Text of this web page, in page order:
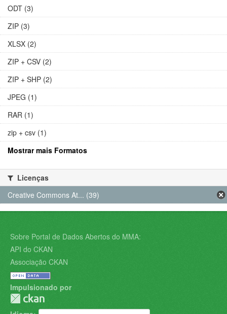
ODT (3)
ZIP (3)
XLSX (2)
ZIP + CSV (2)
ZIP + SHP (2)
JPEG (1)
RAR (1)
zip + csv (1)
Mostrar mais Formatos
Licenças
Creative Commons At... (39)
Sobre Portal de Dados Abertos do MMA:
API do CKAN
Associação CKAN
Impulsionado por